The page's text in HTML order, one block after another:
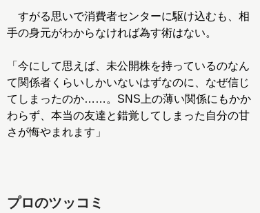
すがる思いで消費者センターに駆け込むも、相
手の身元がわからなければ為す術はない。
「今にして思えば、未公開株を持っているのなん
て関係者くらいしかいないはずなのに、なぜ信じ
てしまったのか……。SNS上の薄い関係にもかか
わらず、本当の友達と錯覚してしまった自分の甘
さが悔やまれます」
プロのツッコミ